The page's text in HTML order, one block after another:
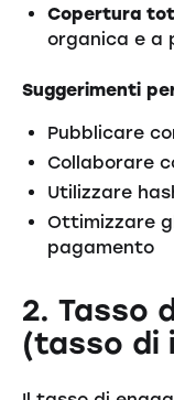
Copertura
organica e a
Suggerimenti
Pubblicare
Collaborare
Utilizzare
Ottimizzare
pagamento
2. Tasso
(tasso di